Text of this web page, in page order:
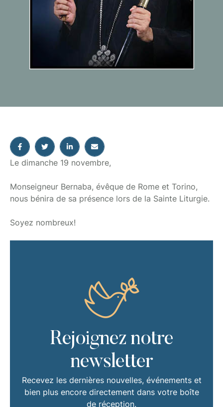
Le dimanche 19 novembre,
Monseigneur Bernaba, évêque de Rome et Torino,
nous bénira de sa présence lors de la Sainte Liturgie.
Soyez nombreux!
Rejoignez notre
newsletter
Recevez les dernières nouvelles, événements et
bien plus encore directement dans votre boîte
de réception.